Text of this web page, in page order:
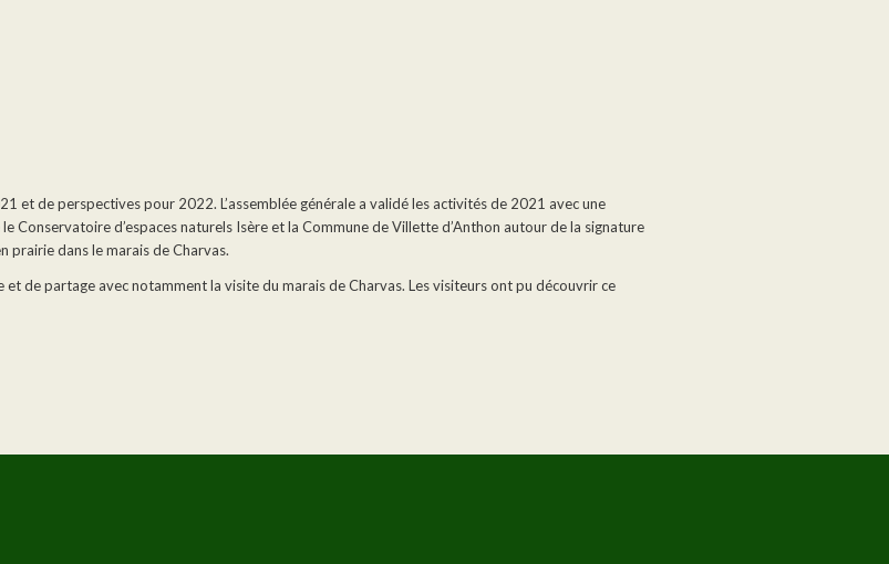
et de perspectives pour 2022. L’assemblée générale a validé les activités de 2021 avec une
Conservatoire d’espaces naturels Isère et la Commune de Villette d’Anthon autour de la signature
prairie dans le marais de Charvas.
de partage avec notamment la visite du marais de Charvas. Les visiteurs ont pu découvrir ce